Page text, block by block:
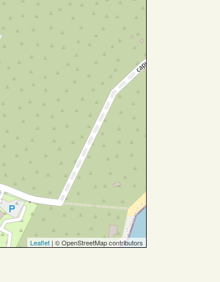
Leaflet | © OpenStreetMap contributors